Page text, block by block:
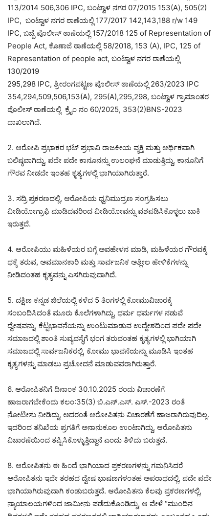
113/2014 506,306 IPC, ಬಂಟ್ವಾಳ ನಗರ 07/2015 153(A), 505(2)
IPC, ಬಂಟ್ವಾಳ ನಗರ ಠಾಣೆಯಲ್ಲಿ 177/2017 142,143,188 r/w 149
IPC, ಬಜ್ಪೆ ಪೊಲೀಸ್ ಠಾಣೆಯಲ್ಲಿ 157/2018 125 of Representation of
People Act, ಕೊಣಾಜೆ ಠಾಣೆಯಲ್ಲಿ 58/2018, 153 (A), IPC, 125 of
Representation of people act, ಬಂಟ್ವಾಳ ನಗರ ಠಾಣೆಯಲ್ಲಿ
130/2019
295,298 IPC, ಶ್ರೀರಂಗಪಟ್ಟಣ ಪೊಲೀಸ್ ಠಾಣೆಯಲ್ಲಿ 263/2023 IPC
354,294,509,506,153(A), 295(A),295,298, ಬಂಟ್ವಾಳ ಗ್ರಾಮಾಂತರ
ಪೊಲೀಸ್ ಠಾಣೆಯಲ್ಲಿ ಕ್ರೈಂ ನಂ 60/2025, 353(2)BNS-2023
ದಾಖಲಾಗಿದೆ.
2. ಆರೋಪಿ ಪ್ರಭಾಕರ ಭಟ್ ಪ್ರಭಾವಿ ರಾಜಕೀಯ ವ್ಯಕ್ತಿ ಮತ್ತು ಆರ್ಥಿಕವಾಗಿ
ಬಲಿಷ್ಠವಾಗಿದ್ದು, ಪದೇ ಪದೇ ಕಾನೂನನ್ನು ಉಲಂಘನೆ ಮಾಡುತ್ತಿದ್ದು, ಕಾನೂನಿಗೆ
ಗೌರವ ನೀಡದೇ ಇಂತಹ ಕೃತ್ಯಗಳಲ್ಲಿ ಭಾಗಿಯಾಗಿರುತ್ತಾರೆ.
3. ಸದ್ರಿ ಪ್ರಕರಣದಲ್ಲಿ, ಆರೋಪಿಯ ಧ್ವನಿಮುದ್ರಣ ಸಂಗ್ರಹಿಸಲು
ವೀಡಿಯೋಗ್ರಾಫಿ ಮಾಡಿದವರಿಂದ ವೀಡಿಯೋವನ್ನು ವಶಪಡಿಸಿಕೊಳ್ಳಲು ಬಾಕಿ
ಇರುತ್ತದೆ.
4. ಆರೋಪಿಯು ಮಹಿಳೆಯರ ಬಗ್ಗೆ ಅವಹೇಳನ ಮಾಡಿ, ಮಹಿಳೆಯರ ಗೌರವಕ್ಕೆ
ಧಕ್ಕೆ ತರುವ, ಅವಮಾನಕಾರಿ ಮತ್ತು ಸಾರ್ವಜನಿಕ ಅಶ್ಲೀಲ ಹೇಳಿಕೆಗಳನ್ನು
ನೀಡಿದಂತಹ ಕೃತ್ಯವನ್ನು ಎಸಗಿರುವುದಾಗಿದೆ.
5. ದಕ್ಷಿಣ ಕನ್ನಡ ಜಿಲೆಯಲ್ಲಿ ಕಳೆದ 5 ತಿಂಗಳಲ್ಲಿ ಕೋಮುವಿಚಾರಕ್ಕೆ
ಸಂಬಂದಿಸಿದಂತೆ ಮೂರು ಕೊಲೆಗಳಾಗಿದ್ದು, ಧರ್ಮ ಧರ್ಮಗಳ ನಡುವೆ
ದ್ವೇಷವನ್ನು, ಕೆಟ್ಟಭಾವನೆಯನ್ನು ಉಂಟುಮಾಡುವ ಉದ್ದೇಶದಿಂದ ಪದೇ ಪದೇ
ಸಮಾಜದಲ್ಲಿ ಶಾಂತಿ ಸುವ್ಯವಸ್ಥೆಗೆ ಭಂಗ ತರುವಂತಹ ಕೃತ್ಯಗಳಲ್ಲಿ ಭಾಗಿಯಾಗಿ
ಸಮಾಜದಲ್ಲಿ ಸಾರ್ವಜನಿಕರಲ್ಲಿ, ಕೋಮು ಭಾವನೆಯನ್ನು ಮೂಡಿಸಿ ಇಂತಹ
ಕೃತ್ಯಗಳನ್ನು ಮಾಡಲು ಪ್ರಚೋದನೆ ಮಾಡುವವರಾಗಿರುತ್ತಾರೆ.
6. ಆರೋಪಿತನಿಗೆ ದಿನಾಂಕ 30.10.2025 ರಂದು ವಿಚಾರಣೆಗೆ
ಹಾಜರಾಗಬೇಕೆಂದು ಕಲಂ:35(3) ಬಿ.ಎನ್.ಎಸ್. ಎಸ್.-2023 ರಂತೆ
ನೋಟೀಸು ನೀಡಿದ್ದು, ಅದರಂತೆ ಆರೋಪಿತನು ವಿಚಾರಣೆಗೆ ಹಾಜರಾಗಿರುವುದಿಲ್ಲ.
ಇದರಿಂದ ತನಿಖೆಯ ಪ್ರಗತಿಗೆ ಅನಾನುಕೂಲ ಉಂಟಾಗಿದ್ದು, ಆರೋಪಿತನು
ವಿಚಾರಣೆಯಿಂದ ತಪ್ಪಿಸಿಕೊಳ್ಳುತ್ತಿದ್ದಾನೆ ಎಂದು ತಿಳಿದು ಬರುತ್ತದೆ.
8. ಆರೋಪಿತನು ಈ ಹಿಂದೆ ಭಾಗಿಯಾದ ಪ್ರಕರಣಗಳನ್ನು ಗಮನಿಸಿದರೆ
ಆರೋಪಿತನು ಇದೇ ತರಹದ ದ್ವೇಷ ಭಾಷಣಗಳಂತಹ ಅಪರಾಧದಲ್ಲಿ, ಪದೇ ಪದೇ
ಭಾಗಿಯಾಗಿರುವುದಾಗಿ ಕಂಡುಬರುತ್ತದೆ. ಆರೋಪಿತನು ಕೆಲವು ಪ್ರಕರಣಗಳಲ್ಲಿ,
ನ್ಯಾಯಾಲಯಗಳಿಂದ ಜಾಮೀನು ಪಡೆದುಕೊಂಡಿದ್ದು, ಆ ವೇಳೆ “ಮುಂದಿನ